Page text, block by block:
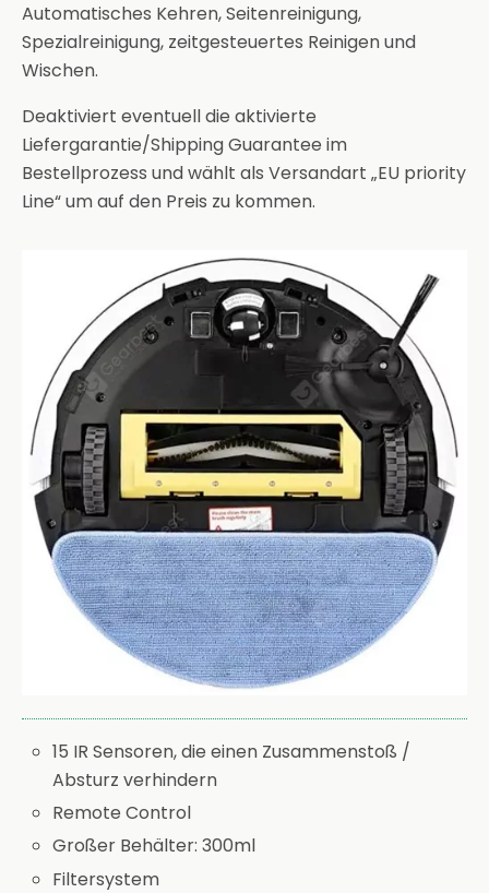
Automatisches Kehren, Seitenreinigung,
Spezialreinigung, zeitgesteuertes Reinigen und
Wischen.
Deaktiviert eventuell die aktivierte
Liefergarantie/Shipping Guarantee im
Bestellprozess und wählt als Versandart „EU priority
Line“ um auf den Preis zu kommen.
15 IR Sensoren, die einen Zusammenstoß /
Absturz verhindern
Remote Control
Großer Behälter: 300ml
Filtersystem